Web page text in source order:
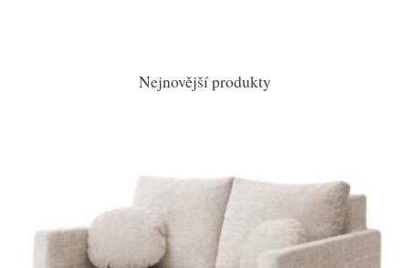
Nejnovější produkty